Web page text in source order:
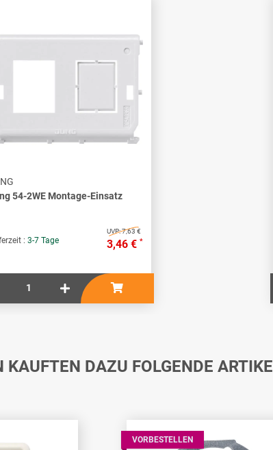
54-2WE Montage-Einsatz
: 3-7 Tage
UVP:7,63 €
3,46 € *
KAUFTEN DAZU FOLGENDE
VORBESTELLEN